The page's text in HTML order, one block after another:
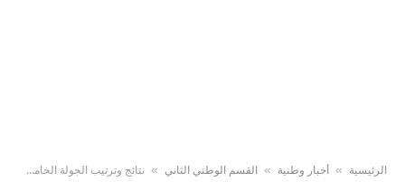
الرئيسية » أخبار وطنية » القسم الوطني الثاني » نتائج وترتيب الجولة الخامسة من بطولة القسم الثاني